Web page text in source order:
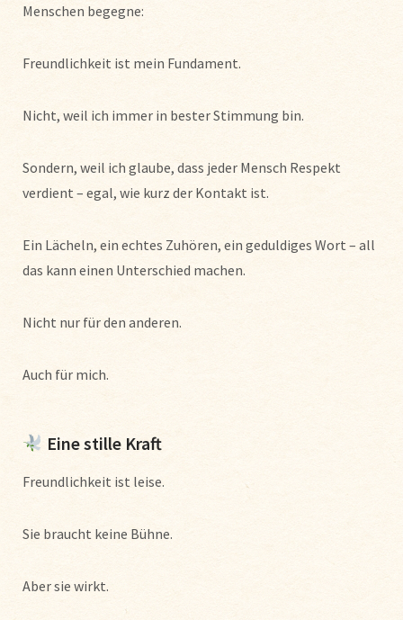
Menschen begegne:
Freundlichkeit ist mein Fundament.
Nicht, weil ich immer in bester Stimmung bin.
Sondern, weil ich glaube, dass jeder Mensch Respekt
verdient – egal, wie kurz der Kontakt ist.
Ein Lächeln, ein echtes Zuhören, ein geduldiges Wort – all
das kann einen Unterschied machen.
Nicht nur für den anderen.
Auch für mich.
Eine stille Kraft
Freundlichkeit ist leise.
Sie braucht keine Bühne.
Aber sie wirkt.